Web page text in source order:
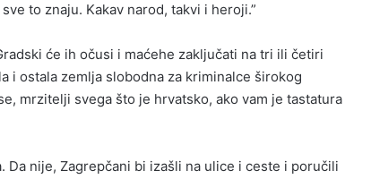
to znaju. Kakav narod, takvi i heroji.”
će ih očusi i maćehe zaključati na tri ili četiri
i ostala zemlja slobodna za kriminalce širokog
mrzitelji svega što je hrvatsko, ako vam je tastatura
Da nije, Zagrepčani bi izašli na ulice i ceste i poručili